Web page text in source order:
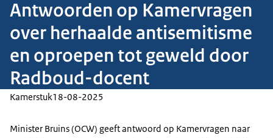
Antwoorden op Kamervragen
over herhaalde antisemitisme
en oproepen tot geweld door
Radboud-docent
Kamerstuk18-08-2025
Minister Bruins (OCW) geeft antwoord op Kamervragen naar